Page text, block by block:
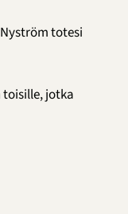
totesi
jotka